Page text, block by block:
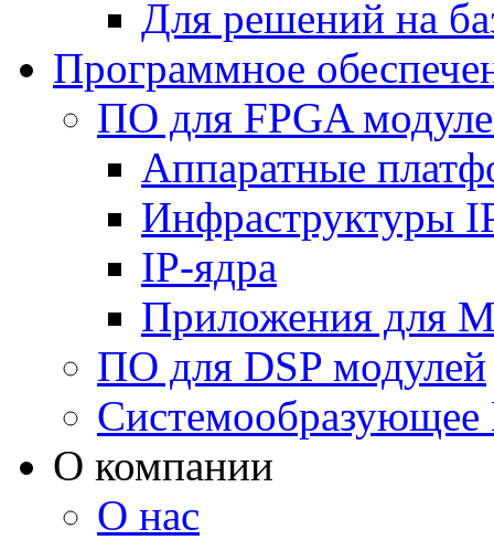
Для решений на
Программное
ПО для FPGA
Аппаратные
Инфраструктуры
IP-ядра
Приложения для
ПО для DSP модулей
О компании
О нас